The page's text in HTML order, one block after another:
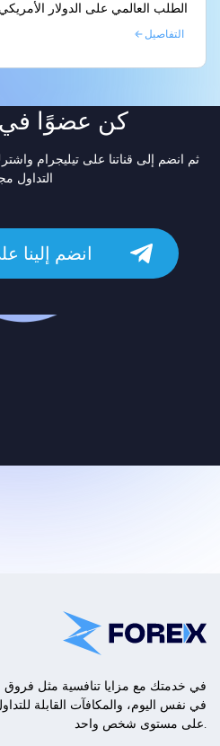
الطلب العالمي على الدولار
التفاصيل
كن عضوًا في
ثم انضم إلى قناتنا على تيليجرام
التداول
انضم إلينا
في نفس اليوم، والمكافآت القابلة
على مستوى شخص واحد.